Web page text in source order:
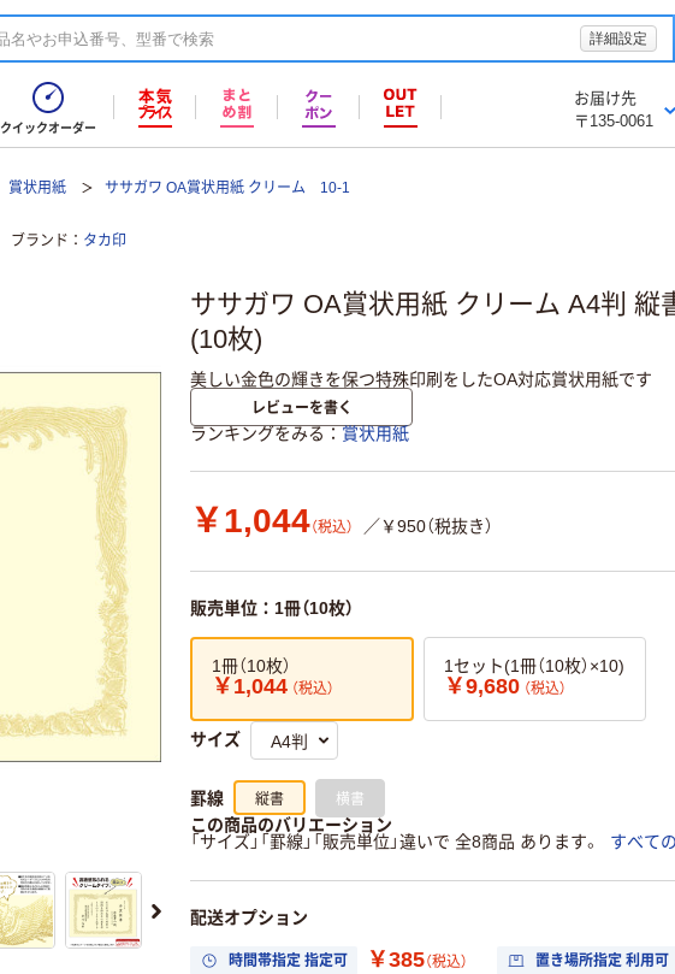
詳細設定
クイックオーダー
お届け先
〒135-0061
賞状用紙 ササガワ OA賞状用紙 クリーム 10-1
ブランド タカ印
ササガワ OA賞状用紙 クリーム A4判 縦
(10枚)
美しい金色の輝きを保つ特殊印刷をしたOA対応賞状用紙です
レビューを書く
ランキングをみる 賞状用紙
￥1,044（税込） ／￥950（税抜き）
販売単位：1冊（10枚）
1冊（10枚）
￥1,044 （税込）
1セット(1冊（10枚）×10)
￥9,680 （税込）
サイズ
罫線 縦書 横書
この商品のバリエーション
「サイズ」「罫線」「販売単位」違いで 全8商品 あります。
すべて
配送オプション
時間帯指定 指定可 ￥385（税込） 置き場所指定 利用可